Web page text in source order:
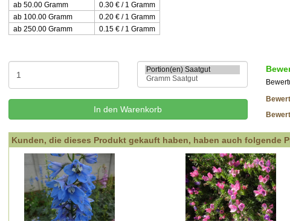
ab 50.00 Gramm
0.30 € / 1 Gramm
ab 100.00 Gramm
0.20 € / 1 Gramm
ab 250.00 Gramm
0.15 € / 1 Gramm
Kunden, die dieses Produkt gekauft haben, haben auch folgende